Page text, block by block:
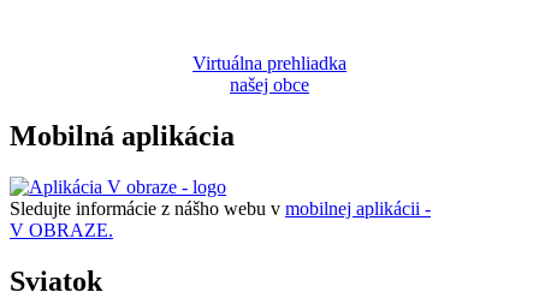
Virtuálna prehliadka
našej obce
Mobilná aplikácia
Sledujte informácie z nášho webu v mobilnej aplikácii -
V OBRAZE.
Sviatok